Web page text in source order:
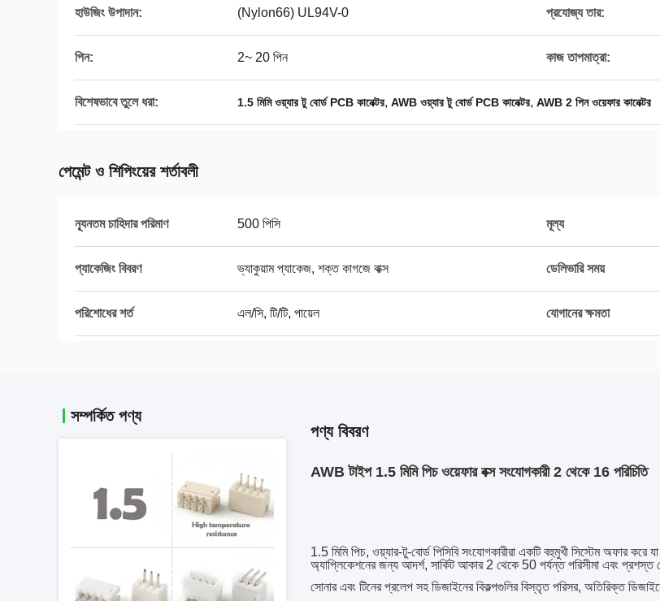
হাউজিং উপাদান: (Nylon66) UL94V-0 প্রযোজ্য তার:
পিন: 2~ 20 পিন কাজ তাপমাত্রা:
বিশেষভাবে তুলে ধরা: 1.5 মিমি ওয়্যার টু বোর্ড PCB কানেক্টর, AWB ওয়্যার টু বোর্ড PCB কানেক্টর, AWB 2 পিন ওয়েফার কানেক্টর
পেমেন্ট ও শিপিংয়ের শর্তাবলী
ন্যূনতম চাহিদার পরিমাণ 500 পিসি মূল্য
প্যাকেজিং বিবরণ ভ্যাকুয়াম প্যাকেজ, শক্ত কাগজে বাক্স ডেলিভারি সময়
পরিশোধের শর্ত এল/সি, টি/টি, পায়েল যোগানের ক্ষমতা
সম্পর্কিত পণ্য
পণ্য বিবরণ
AWB টাইপ 1.5 মিমি পিচ ওয়েফার বক্স সংযোগকারী 2 থেকে 16 পরিচিতি
1.5 মিমি পিচ, ওয়্যার-টু-বোর্ড পিসিবিসংযোগকারীরা একটি বহুমুখী সিস্টেম অফার করে
অ্যাপ্লিকেশনের জন্য আদর্শ, সার্কিট আকার 2 থেকে 50 পর্যন্ত পরিসীমা এবং
সোনার এবং টিনের প্রলেপ সহ ডিজাইনের বিকল্পগুলির বিস্তৃত পরিসর, অতিরিক্ত